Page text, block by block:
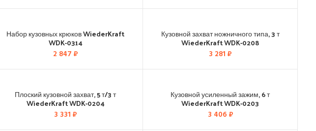
Набор кузовных крюков WiederKraft
WDK-0314
2 847₽
Кузовной захват ножничного типа, 3 т
WiederKraft WDK-0208
3 281₽
Плоский кузовной захват, 5 т/3 т
WiederKraft WDK-0204
3 331₽
Кузовной усиленный зажим, 6 т
WiederKraft WDK-0203
3 406 ₽